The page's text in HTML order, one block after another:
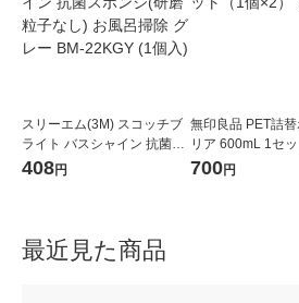
スリーエム(3M) スコッチブ
ライト バスシャイン 抗菌ス
ポンジ(研磨粒子なし) お風呂
408円
無印良品 PET詰替
リア 600mL 1セッ
2） 良品計画
700円
最近見た商品